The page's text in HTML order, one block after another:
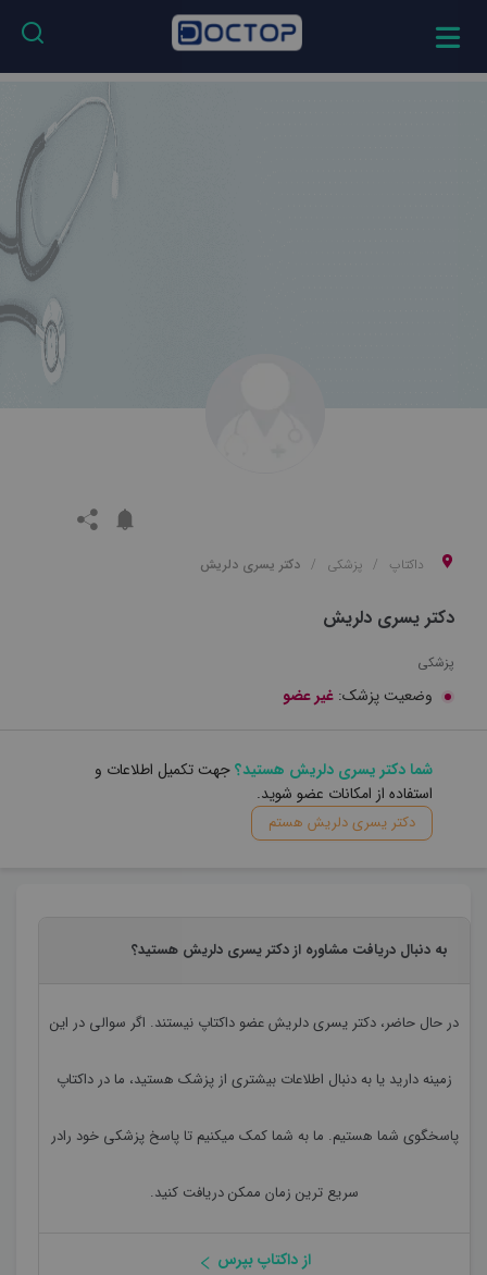
داکتاپ پزشکی دکتر یسری دلریش
دکتر یسری دلریش
پزشکی
وضعیت پزشک: غیر عضو
شما دکتر یسری دلریش هستید؟جهت تکمیل اطلاعات و
استفاده از امکانات عضو شوید.
دکتر یسری دلریش هستم
به دنبال دریافت مشاوره از دکتر یسری دلریش هستید؟
در حال حاضر، دکتر یسری دلریشعضو داکتاپ نیستند. اگر سوالی در این
زمینه دارید یا به دنبال اطلاعات بیشتری از پزشک هستید، ما در داکتاپ
پاسخگوی شما هستیم. ما به شما کمک میکنیم تا پاسخ پزشکی خود رادر
سریع ترین زمان ممکن دریافت کنید.
از داکتاپ بپرس